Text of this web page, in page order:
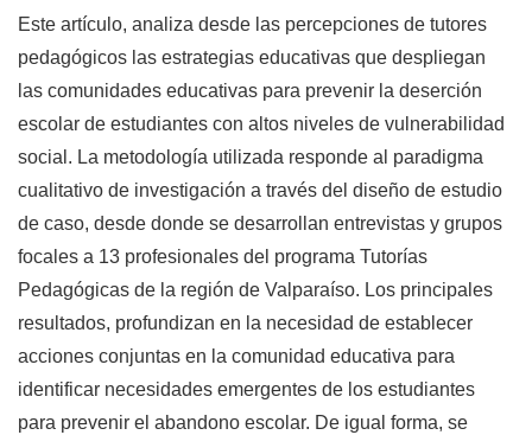
Este artículo, analiza desde las percepciones de tutores
pedagógicos las estrategias educativas que despliegan
las comunidades educativas para prevenir la deserción
escolar de estudiantes con altos niveles de vulnerabilidad
social. La metodología utilizada responde al paradigma
cualitativo de investigación a través del diseño de estudio
de caso, desde donde se desarrollan entrevistas y grupos
focales a 13 profesionales del programa Tutorías
Pedagógicas de la región de Valparaíso. Los principales
resultados, profundizan en la necesidad de establecer
acciones conjuntas en la comunidad educativa para
identificar necesidades emergentes de los estudiantes
para prevenir el abandono escolar. De igual forma, se